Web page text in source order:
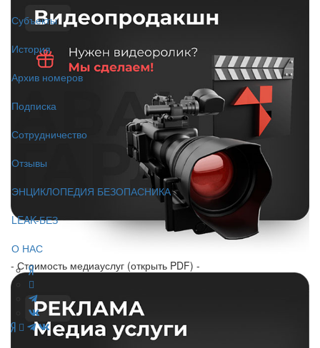
Субъекты
История
Архив номеров
Подписка
Сотрудничество
Отзывы
ЭНЦИКЛОПЕДИЯ БЕЗОПАСНИКА
LEAK-БЕЗ
О НАС
- Стоимость медиауслуг (открыть PDF) -